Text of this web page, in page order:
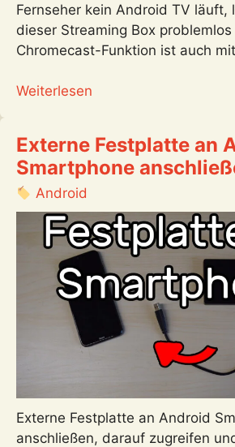
Fernseher kein Android TV läuft,
dieser Streaming Box
Chromecast-Funktion ist auch
Weiterlesen
Box
8000
und
einrichten
+
kurze
Android
Übersicht
Externe Festplatte an
Smartphone
Android
Externe Festplatte an Android
anschließen, darauf zugreifen